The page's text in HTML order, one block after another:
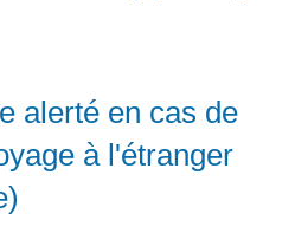
alerté en cas de
à l'étranger